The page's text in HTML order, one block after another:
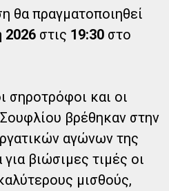
θα πραγματοποιηθεί
2026 στις 19:30 στο
σηροτρόφοι και οι
βρέθηκαν στην
αγώνων της
βιώσιμες τιμές οι
μισθούς,